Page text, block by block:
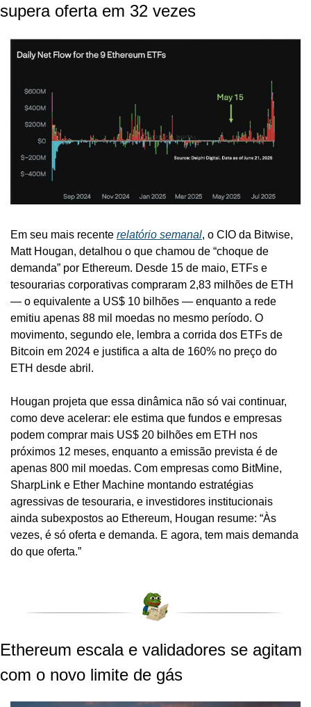
supera oferta em 32 vezes
Em seu mais recente relatório semanal, o CIO da Bitwise,
Matt Hougan, detalhou o que chamou de “choque de
demanda” por Ethereum. Desde 15 de maio, ETFs e
tesourarias corporativas compraram 2,83 milhões de ETH
— o equivalente a US$ 10 bilhões — enquanto a rede
emitiu apenas 88 mil moedas no mesmo período. O
movimento, segundo ele, lembra a corrida dos ETFs de
Bitcoin em 2024 e justifica a alta de 160% no preço do
ETH desde abril.
Hougan projeta que essa dinâmica não só vai continuar,
como deve acelerar: ele estima que fundos e empresas
podem comprar mais US$ 20 bilhões em ETH nos
próximos 12 meses, enquanto a emissão prevista é de
apenas 800 mil moedas. Com empresas como BitMine,
SharpLink e Ether Machine montando estratégias
agressivas de tesouraria, e investidores institucionais
ainda subexpostos ao Ethereum, Hougan resume: “Às
vezes, é só oferta e demanda. E agora, tem mais demanda
do que oferta.”
Ethereum escala e validadores se agitam
com o novo limite de gás